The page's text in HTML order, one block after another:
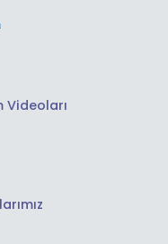
Videoları